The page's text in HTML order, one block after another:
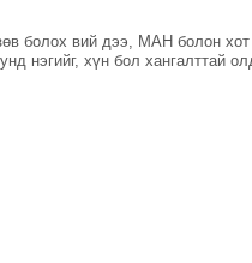
болох вий дээ, МАН болон
нэгийг, хүн бол хангалттай